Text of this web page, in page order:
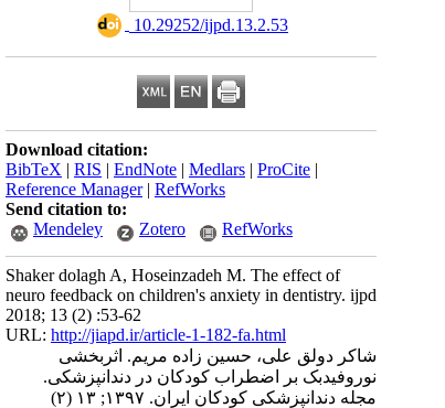
‎ 10.29252/ijpd.13.2.53
Download citation:
BibTeX | RIS | EndNote | Medlars | ProCite |
Reference Manager| RefWorks
Send citation to:
Mendeley
Zotero RefWorks
Shaker dolagh A, Hoseinzadeh M. The effect of
neuro feedback on children's anxiety in dentistry. ijpd
2018; 13 (2) :53-62
URL: http://jiapd.ir/article-1-182-fa.html
شاکر دولق علی، حسین زاده مریم. اثربخشی
نوروفیدبک بر اضطراب کودکان در دندانپزشکی.
مجله دندانپزشکی کودکان ایران. ۱۳۹۷; ۱۳ (۲)